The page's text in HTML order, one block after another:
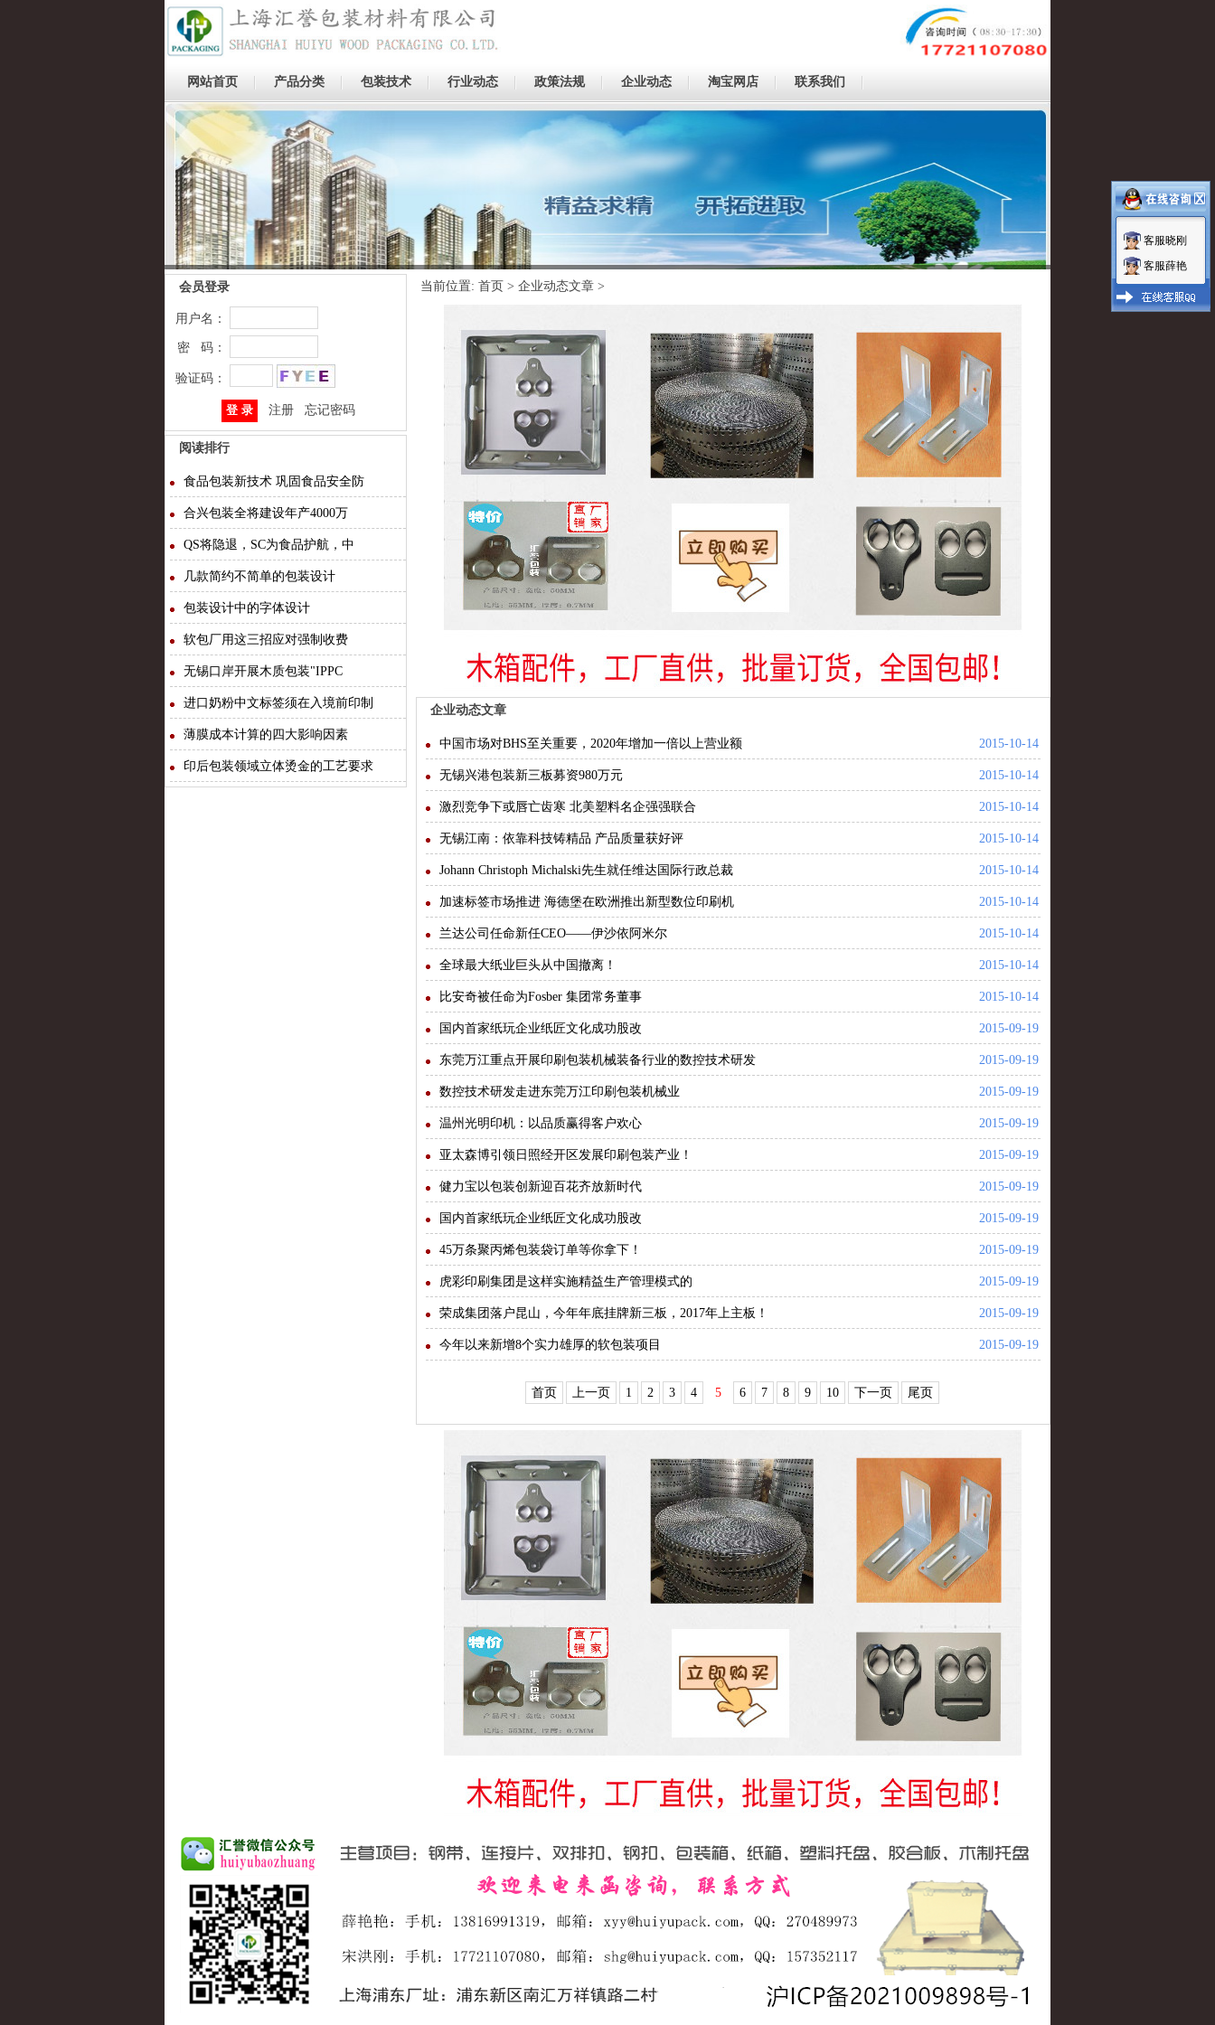
图片标题
网站首页 产品分类 包装技术 行业动态 政策法规 企业动态 淘宝网店 联系我们
会员登录
用户名：
密 码：
验证码：
注册 忘记密码
阅读排行
食品包装新技术 巩固食品安全防
合兴包装全将建设年产4000万
QS将隐退，SC为食品护航，中
几款简约不简单的包装设计
包装设计中的字体设计
软包厂用这三招应对强制收费
无锡口岸开展木质包装"IPPC
进口奶粉中文标签须在入境前印制
薄膜成本计算的四大影响因素
印后包装领域立体烫金的工艺要求
当前位置: 首页 > 企业动态文章 >
企业动态文章
2015-10-14
中国市场对BHS至关重要，2020年增加一倍以上营业额
2015-10-14
无锡兴港包装新三板募资980万元
2015-10-14
激烈竞争下或唇亡齿寒 北美塑料名企强强联合
2015-10-14
无锡江南：依靠科技铸精品 产品质量获好评
2015-10-14
Johann Christoph Michalski先生就任维达国际行政总裁
2015-10-14
加速标签市场推进 海德堡在欧洲推出新型数位印刷机
2015-10-14
兰达公司任命新任CEO——伊沙依阿米尔
2015-10-14
全球最大纸业巨头从中国撤离！
2015-10-14
比安奇被任命为Fosber 集团常务董事
2015-09-19
国内首家纸玩企业纸匠文化成功股改
2015-09-19
东莞万江重点开展印刷包装机械装备行业的数控技术研发
2015-09-19
数控技术研发走进东莞万江印刷包装机械业
2015-09-19
温州光明印机：以品质赢得客户欢心
2015-09-19
亚太森博引领日照经开区发展印刷包装产业！
2015-09-19
健力宝以包装创新迎百花齐放新时代
2015-09-19
国内首家纸玩企业纸匠文化成功股改
2015-09-19
45万条聚丙烯包装袋订单等你拿下！
2015-09-19
虎彩印刷集团是这样实施精益生产管理模式的
2015-09-19
荣成集团落户昆山，今年年底挂牌新三板，2017年上主板！
2015-09-19
今年以来新增8个实力雄厚的软包装项目
首页 上一页 1 2 3 4 5 6 7 8 9 10 下一页 尾页
客服晓刚
客服薛艳